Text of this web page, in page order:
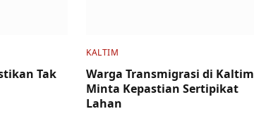
Tak
KALTIM
Warga Transmigrasi di Kaltim
Minta Kepastian Sertipikat
Lahan